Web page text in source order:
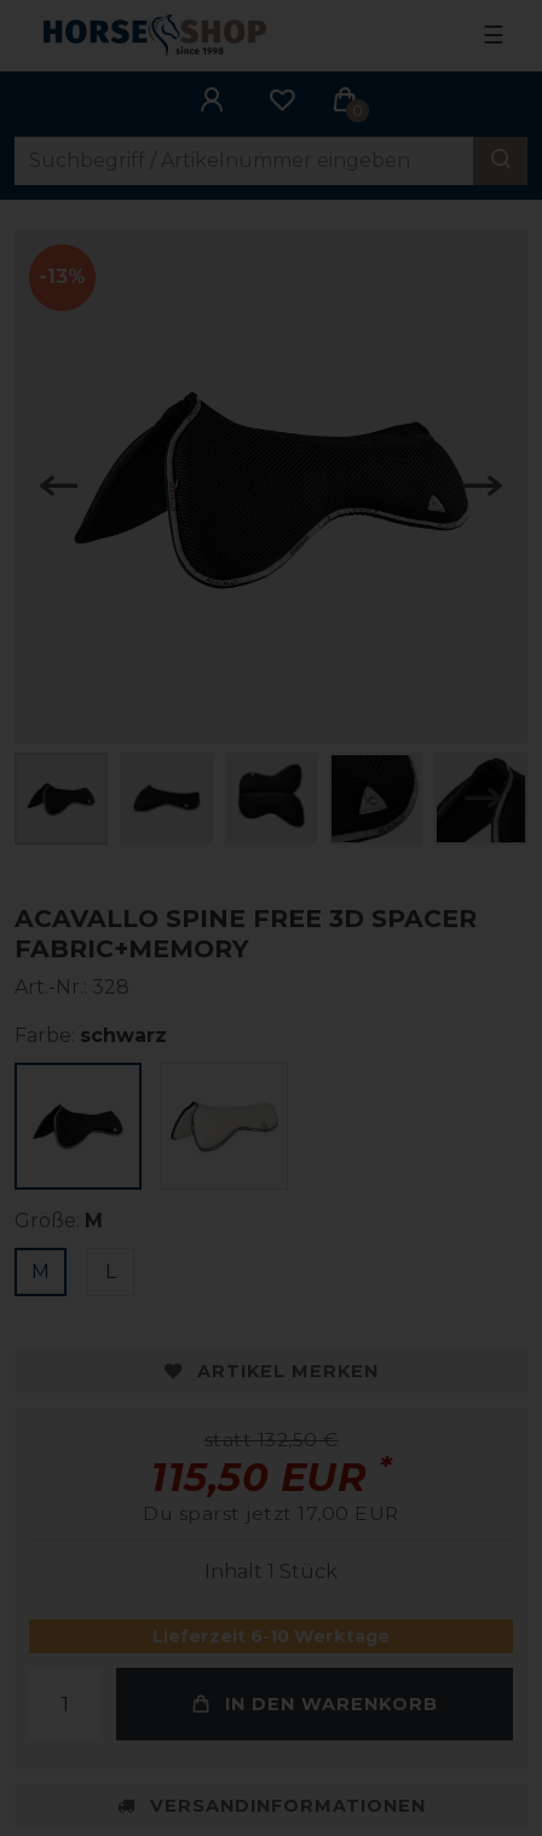
☰
0
-13%
ACAVALLO SPINE FREE 3D SPACER
FABRIC+MEMORY
Art.-Nr.: 328
Farbe: schwarz
Größe: M
M L
ARTIKEL MERKEN
statt 132,50 €
115,50 EUR *
Du sparst jetzt 17,00 EUR
Inhalt 1 Stück
Lieferzeit 6-10 Werktage
IN DEN WARENKORB
VERSANDINFORMATIONEN